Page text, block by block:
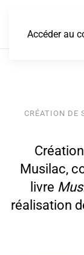
Accéder au
CRÉATION DE
Musilac,
livre
réalisation